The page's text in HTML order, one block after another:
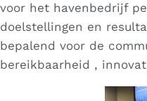
voor het havenbedrijf
doelstellingen en
bepalend voor de
bereikbaarheid ,